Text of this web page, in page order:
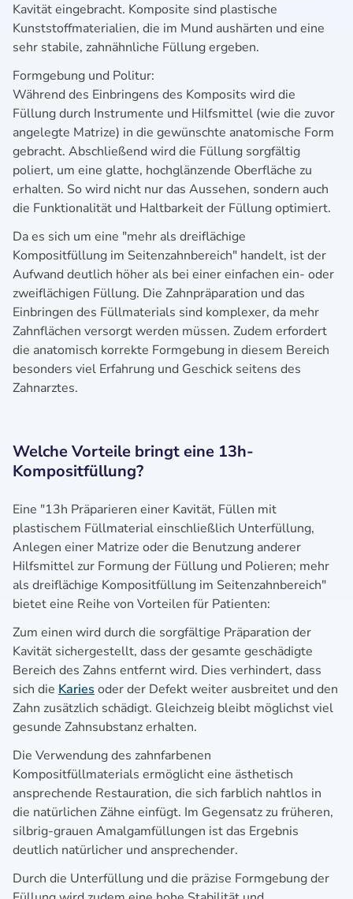
Kavität eingebracht. Komposite sind plastische
Kunststoffmaterialien, die im Mund aushärten und eine
sehr stabile, zahnähnliche Füllung ergeben.
Formgebung und Politur:
Während des Einbringens des Komposits wird die
Füllung durch Instrumente und Hilfsmittel (wie die zuvor
angelegte Matrize) in die gewünschte anatomische Form
gebracht. Abschließend wird die Füllung sorgfältig
poliert, um eine glatte, hochglänzende Oberfläche zu
erhalten. So wird nicht nur das Aussehen, sondern auch
die Funktionalität und Haltbarkeit der Füllung optimiert.
Da es sich um eine "mehr als dreiflächige
Kompositfüllung im Seitenzahnbereich" handelt, ist der
Aufwand deutlich höher als bei einer einfachen ein- oder
zweiflächigen Füllung. Die Zahnpräparation und das
Einbringen des Füllmaterials sind komplexer, da mehr
Zahnflächen versorgt werden müssen. Zudem erfordert
die anatomisch korrekte Formgebung in diesem Bereich
besonders viel Erfahrung und Geschick seitens des
Zahnarztes.
Welche Vorteile bringt eine 13h-
Kompositfüllung?
Eine "13h Präparieren einer Kavität, Füllen mit
plastischem Füllmaterial einschließlich Unterfüllung,
Anlegen einer Matrize oder die Benutzung anderer
Hilfsmittel zur Formung der Füllung und Polieren; mehr
als dreiflächige Kompositfüllung im Seitenzahnbereich"
bietet eine Reihe von Vorteilen für Patienten:
Zum einen wird durch die sorgfältige Präparation der
Kavität sichergestellt, dass der gesamte geschädigte
Bereich des Zahns entfernt wird. Dies verhindert, dass
sich die Karies oder der Defekt weiter ausbreitet und den
Zahn zusätzlich schädigt. Gleichzeig bleibt möglichst viel
gesunde Zahnsubstanz erhalten.
Die Verwendung des zahnfarbenen
Kompositfüllmaterials ermöglicht eine ästhetisch
ansprechende Restauration, die sich farblich nahtlos in
die natürlichen Zähne einfügt. Im Gegensatz zu früheren,
silbrig-grauen Amalgamfüllungen ist das Ergebnis
deutlich natürlicher und ansprechender.
Durch die Unterfüllung und die präzise Formgebung der